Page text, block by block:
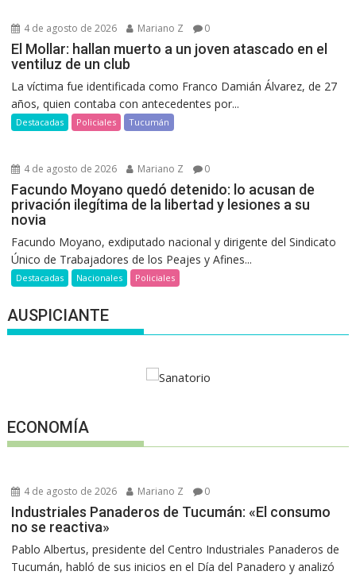
4 de agosto de 2026 Mariano Z 0
El Mollar: hallan muerto a un joven atascado en el
ventiluz de un club
La víctima fue identificada como Franco Damián Álvarez, de 27
años, quien contaba con antecedentes por...
Destacadas Policiales Tucumán
4 de agosto de 2026 Mariano Z 0
Facundo Moyano quedó detenido: lo acusan de
privación ilegítima de la libertad y lesiones a su
novia
Facundo Moyano, exdiputado nacional y dirigente del Sindicato
Único de Trabajadores de los Peajes y Afines...
Destacadas Nacionales Policiales
AUSPICIANTE
ECONOMÍA
4 de agosto de 2026 Mariano Z 0
Industriales Panaderos de Tucumán: «El consumo
no se reactiva»
Pablo Albertus, presidente del Centro Industriales Panaderos de
Tucumán, habló de sus inicios en el Día del Panadero y analizó